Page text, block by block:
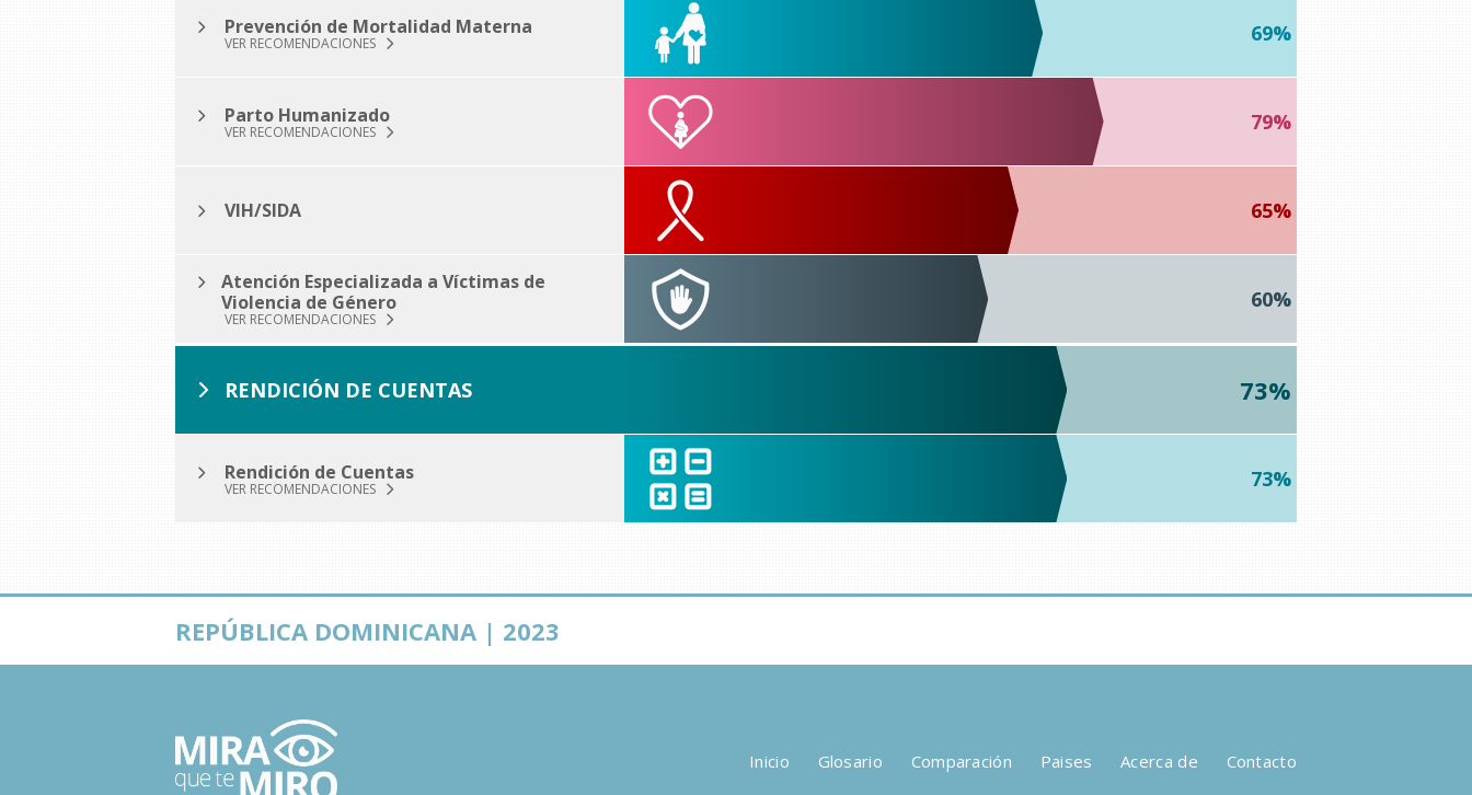
Prevención de Mortalidad Materna
VER RECOMENDACIONES 69%
Parto Humanizado
VER RECOMENDACIONES 79%
VIH/SIDA 65%
Atención Especializada a Víctimas de
Violencia de Género
VER RECOMENDACIONES
60%
RENDICIÓN DE CUENTAS 73%
Rendición de Cuentas
VER RECOMENDACIONES 73%
REPÚBLICA DOMINICANA | 2023
Inicio Glosario Comparación Paises Acerca de Contacto